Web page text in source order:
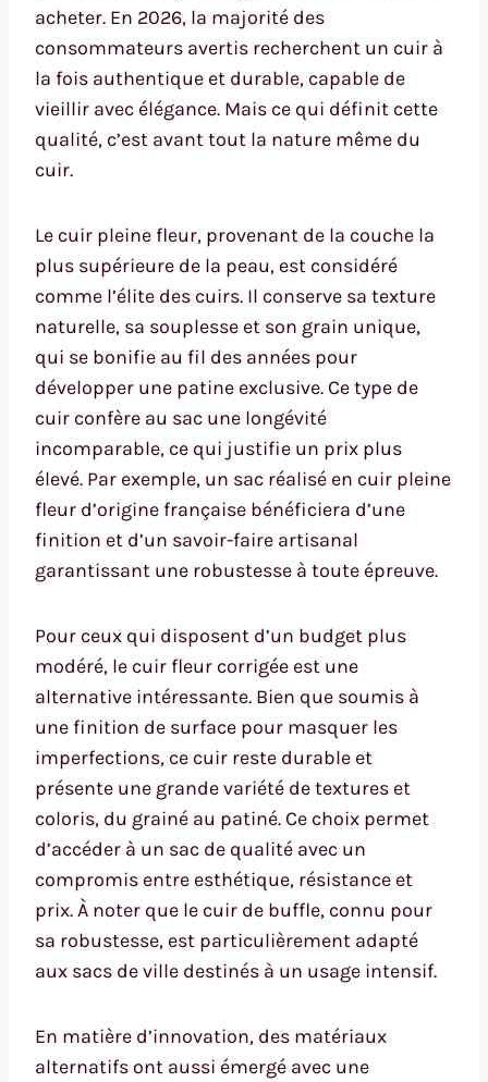
acheter. En 2026, la majorité des
consommateurs avertis recherchent un cuir à
la fois authentique et durable, capable de
vieillir avec élégance. Mais ce qui définit cette
qualité, c’est avant tout la nature même du
cuir.
Le cuir pleine fleur, provenant de la couche la
plus supérieure de la peau, est considéré
comme l’élite des cuirs. Il conserve sa texture
naturelle, sa souplesse et son grain unique,
qui se bonifie au fil des années pour
développer une patine exclusive. Ce type de
cuir confère au sac une longévité
incomparable, ce qui justifie un prix plus
élevé. Par exemple, un sac réalisé en cuir pleine
fleur d’origine française bénéficiera d’une
finition et d’un savoir-faire artisanal
garantissant une robustesse à toute épreuve.
Pour ceux qui disposent d’un budget plus
modéré, le cuir fleur corrigée est une
alternative intéressante. Bien que soumis à
une finition de surface pour masquer les
imperfections, ce cuir reste durable et
présente une grande variété de textures et
coloris, du grainé au patiné. Ce choix permet
d’accéder à un sac de qualité avec un
compromis entre esthétique, résistance et
prix. À noter que le cuir de buffle, connu pour
sa robustesse, est particulièrement adapté
aux sacs de ville destinés à un usage intensif.
En matière d’innovation, des matériaux
alternatifs ont aussi émergé avec une